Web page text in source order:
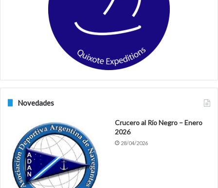
o
a
Novedades
Crucero al Río Negro – Enero
2026
28/04/2026